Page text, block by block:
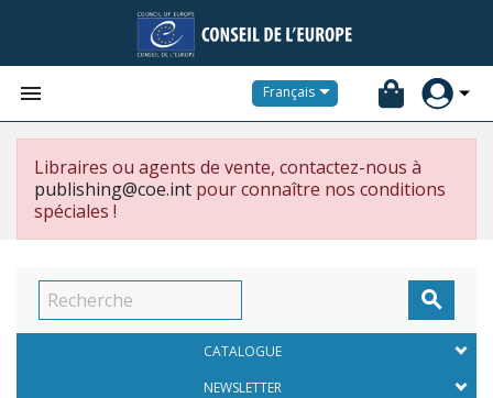
 Français
Libraires ou agents de vente, contactez-nous à
publishing@coe.int pour connaître nos conditions
spéciales !

CATALOGUE
NEWSLETTER